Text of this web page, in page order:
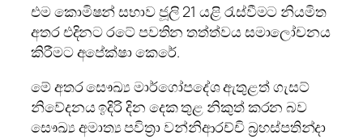
එම කොමිෂන් සභාව ජූලි 21 යළි රැස්වීමට නියමිත
අතර එදිනට රටේ පවතින තත්ත්වය සමාලෝචනය
කිරීමට අපේක්ෂා කෙරේ.
මේ අතර සෞඛ්‍ය මාර්ගෝපදේශ ඇතුළත් ගැසට්
නිවේදනය ඉදිරි දින දෙක තුළ නිකුත් කරන බව
සෞඛ්‍ය අමාත්‍ය පවිත්‍රා වන්නිආරච්චි බ්‍රහස්පතින්දා